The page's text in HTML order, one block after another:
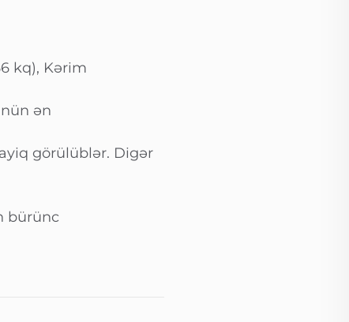
kq), Kərim
ən
görülüblər. Digər
bürünc